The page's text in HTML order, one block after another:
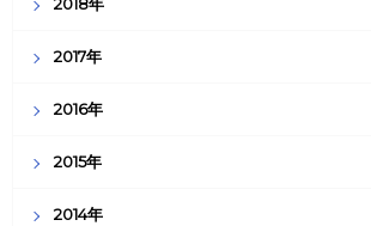
2018年
2017年
2016年
2015年
2014年